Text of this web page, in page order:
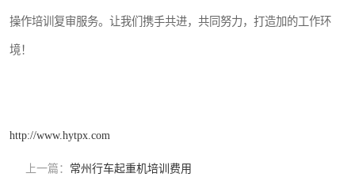
操作培训复审服务。让我们携手共进，共同努力，打造加的工作环
境！
http://www.hytpx.com
上一篇： 常州行车起重机培训费用